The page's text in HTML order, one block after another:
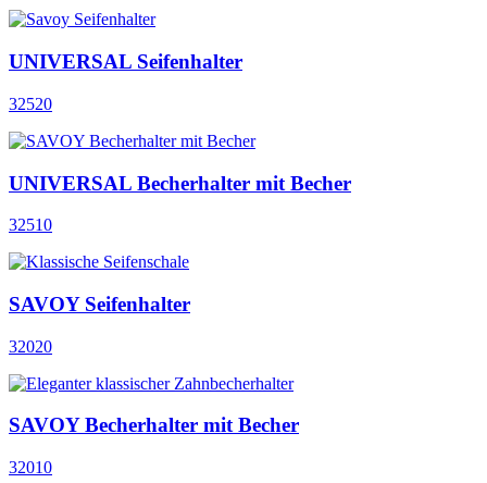
UNIVERSAL Seifenhalter
32520
UNIVERSAL Becherhalter mit Becher
32510
SAVOY Seifenhalter
32020
SAVOY Becherhalter mit Becher
32010